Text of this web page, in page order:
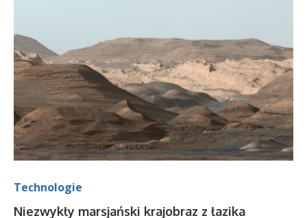
Technologie
Niezwykły marsjański krajobraz z łazika